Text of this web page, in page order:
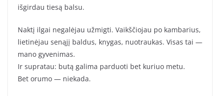
išgirdau tiesą balsu.
Naktį ilgai negalėjau užmigti. Vaikščiojau po kambarius,
lietinėjau senąjį baldus, knygas, nuotraukas. Visas tai —
mano gyvenimas.
Ir supratau: butą galima parduoti bet kuriuo metu.
Bet orumo — niekada.